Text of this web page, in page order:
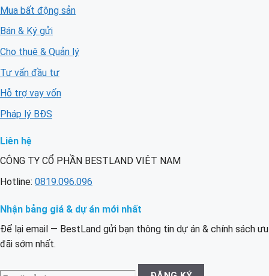
Mua bất động sản
Bán & Ký gửi
Cho thuê & Quản lý
Tư vấn đầu tư
Hỗ trợ vay vốn
Pháp lý BĐS
Liên hệ
CÔNG TY CỔ PHẦN BESTLAND VIỆT NAM
Hotline: 0819.096.096
Nhận bảng giá & dự án mới nhất
Để lại email — BestLand gửi bạn thông tin dự án & chính sách ưu
đãi sớm nhất.
Email